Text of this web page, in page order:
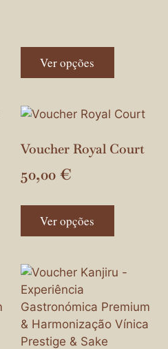
Ver opções
Voucher Royal Court
50,00 €
Ver opções